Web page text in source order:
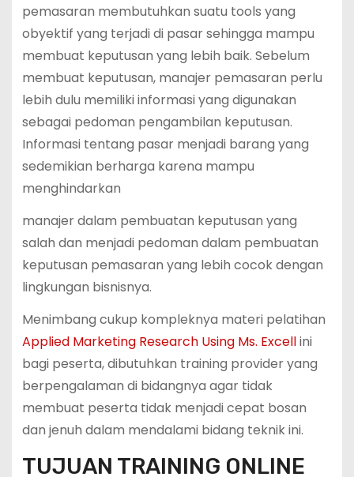
pemasaran membutuhkan suatu tools yang
obyektif yang terjadi di pasar sehingga mampu
membuat keputusan yang lebih baik. Sebelum
membuat keputusan, manajer pemasaran perlu
lebih dulu memiliki informasi yang digunakan
sebagai pedoman pengambilan keputusan.
Informasi tentang pasar menjadi barang yang
sedemikian berharga karena mampu
menghindarkan
manajer dalam pembuatan keputusan yang
salah dan menjadi pedoman dalam pembuatan
keputusan pemasaran yang lebih cocok dengan
lingkungan bisnisnya.
Menimbang cukup kompleknya materi pelatihan
Applied Marketing Research Using Ms. Excellini
bagi peserta, dibutuhkan training provider yang
berpengalaman di bidangnya agar tidak
membuat peserta tidak menjadi cepat bosan
dan jenuh dalam mendalami bidang teknik ini.
TUJUAN TRAINING ONLINE